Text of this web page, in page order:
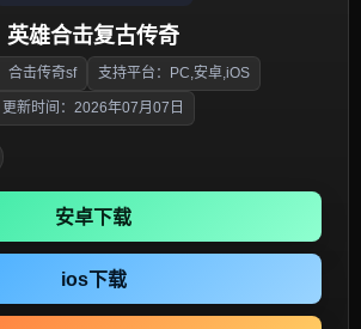
英雄合击复古传奇
合击传奇sf 支持平台：PC,安卓,iOS
更新时间：2026年07月07日
安卓下载
ios下载